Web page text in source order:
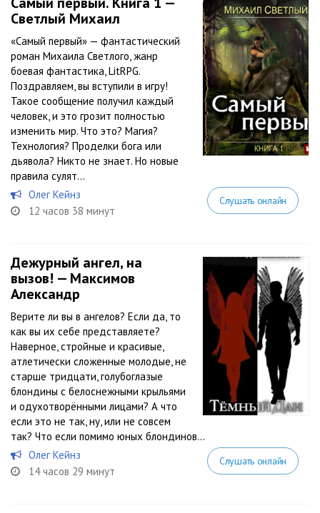
Светлый Михаил
«Самый первый» — фантастический
роман Михаила Светлого, жанр
боевая фантастика, LitRPG.
Поздравляем, вы вступили в игру!
Такое сообщение получил каждый
человек, и это грозит полностью
изменить мир. Что это? Магия?
Технология? Проделки бога или
дьявола? Никто не знает. Но новые
правила сулят...
Олег Кейнз
12 часов 38 минут
Слушать онлайн
Дежурный ангел, на
вызов! — Максимов
Александр
Верите ли вы в ангелов? Если да, то
как вы их себе представляете?
Наверное, стройные и красивые,
атлетически сложенные молодые, не
старше тридцати, голубоглазые
блондины с белоснежными крыльями
и одухотворёнными лицами? А что
если это не так, ну, или не совсем
так? Что если помимо юных блондинов...
Олег Кейнз
14 часов 29 минут
Слушать онлайн